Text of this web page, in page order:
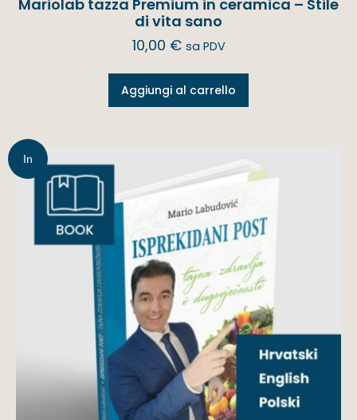
Mariolab tazza Premium in ceramica – Stile
di vita sano
10,00 € sa PDV
Aggiungi al carrello
In